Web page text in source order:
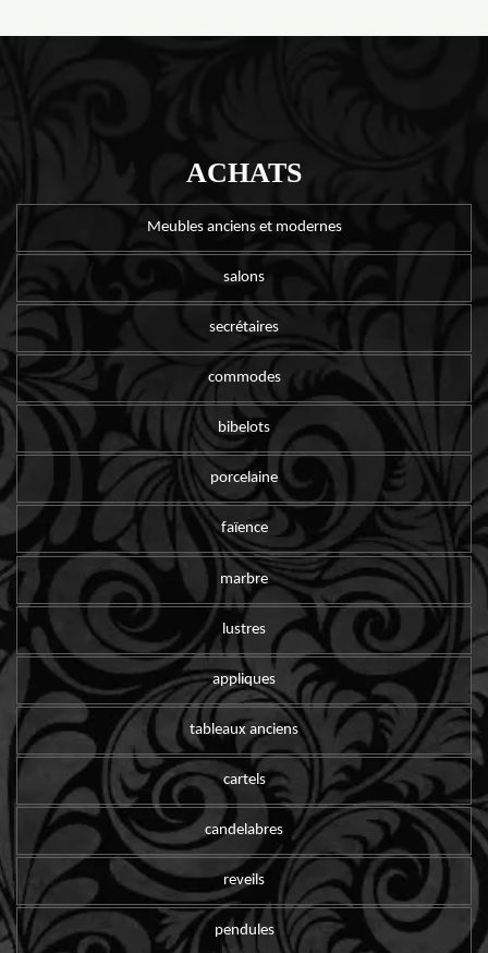
ACHATS
Meubles anciens et modernes
salons
secrétaires
commodes
bibelots
porcelaine
faïence
marbre
lustres
appliques
tableaux anciens
cartels
candelabres
reveils
pendules